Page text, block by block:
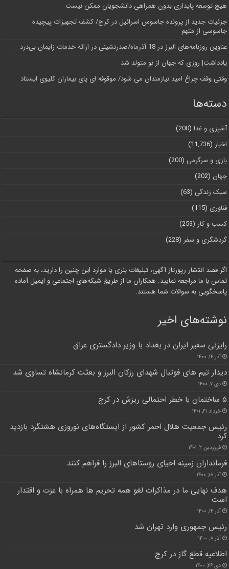
هیچ توسعه پایداری بدون همراهی دانشجویان ممکن نیست
جزئیات جدید از پرونده جاسوس اسرائیل در کرج/‌ کشف تجهیزات پیچیده
جاسوسی از متهم
عناوین روزنامه‌های البرز در ‌18 آذرماه/صدرنشینی در ارائه خدمات زایمان بی‌درد
یادداشت| روزی که جهان از نو متولد شد
وقتی وقف چراغ امید نیازمندان می شود/ موقوفه ای پای بیماران کلیوی ایستاد
دسته‌ها
آشپزی و غذا (200)
اخبار (11,736)
بازی و سرگرمی (200)
جهان (202)
سبک زندگی (63)
فناوری (115)
کسب و کار (253)
گردشگری و سفر (228)
اگر قصد انتشار رپورتاژ آگهی، تبلیغات بنری یا موارد این چنین را دارید، به صفحه
تماس با ما مراجعه نمایید. همکاران ما از طریق شبکه‌های اجتماعی و ایمیل آماده
پاسخگویی به سوالات شما هستند.
نوشته‌های اخیر
رایزنی سفیر ایران در بغداد با وزیر دادگستری عراق
آذر ۱۴, ۱۴۰۰
دیدار تیم های فوتبال شهدای رزکان البرز و بعثت کرمانشاه تساوی شد
دی ۷, ۱۴۰۰
۵ ساختمان با خطر احتمالی ریزش در کرج
خرداد ۲۱, ۱۴۰۱
رئیس جمعیت هلال احمر کشور از ایستگاه‌های نوروزی هشتگرد بازدید
کرد
فروردین ۲, ۱۴۰۱
فرمانداران زمینه احیای روستاهای البرز را فراهم کنند
آذر ۱۸, ۱۴۰۰
هدف نهایی ما در مذاکرات لغو همه تحریم ها همراه با عزت و اقتدار
است
آذر ۱۴, ۱۴۰۰
رئیس جمهوری وارد تهران شد
آذر ۸, ۱۴۰۰
اطلاعیه قطع گاز در کرج
دی ۲۶, ۱۴۰۰